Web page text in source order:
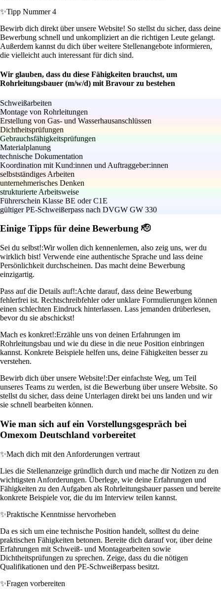
✨Tipp Nummer 4
Bewirb dich direkt über unsere Website! So stellst du sicher, dass deine
Bewerbung schnell und unkompliziert an die richtigen Leute gelangt.
Außerdem kannst du dich über weitere Stellenangebote informieren,
die vielleicht auch interessant für dich sind.
Wir glauben, dass du diese Fähigkeiten brauchst, um
Rohrleitungsbauer (m/w/d) mit Bravour zu bestehen
Schweißarbeiten
Montage von Rohrleitungen
Erstellung von Gas- und Wasserhausanschlüssen
Dichtheitsprüfungen
Gebrauchsfähigkeitsprüfungen
Materialplanung
technische Dokumentation
Koordination mit Kund:innen und Auftraggeber:innen
selbstständiges Arbeiten
unternehmerisches Denken
strukturierte Arbeitsweise
Führerschein Klasse BE oder C1E
gültiger PE-Schweißerpass nach DVGW GW 330
Einige Tipps für deine Bewerbung 🫡
Sei du selbst!:Wir wollen dich kennenlernen, also zeig uns, wer du
wirklich bist! Verwende eine authentische Sprache und lass deine
Persönlichkeit durchscheinen. Das macht deine Bewerbung
einzigartig.
Pass auf die Details auf!:Achte darauf, dass deine Bewerbung
fehlerfrei ist. Rechtschreibfehler oder unklare Formulierungen können
einen schlechten Eindruck hinterlassen. Lass jemanden drüberlesen,
bevor du sie abschickst!
Mach es konkret!:Erzähle uns von deinen Erfahrungen im
Rohrleitungsbau und wie du diese in die neue Position einbringen
kannst. Konkrete Beispiele helfen uns, deine Fähigkeiten besser zu
verstehen.
Bewirb dich über unsere Website!:Der einfachste Weg, um Teil
unseres Teams zu werden, ist die Bewerbung über unsere Website. So
stellst du sicher, dass deine Unterlagen direkt bei uns landen und wir
sie schnell bearbeiten können.
Wie man sich auf ein Vorstellungsgespräch bei
Omexom Deutschland vorbereitet
✨Mach dich mit den Anforderungen vertraut
Lies die Stellenanzeige gründlich durch und mache dir Notizen zu den
wichtigsten Anforderungen. Überlege, wie deine Erfahrungen und
Fähigkeiten zu den Aufgaben als Rohrleitungsbauer passen und bereite
konkrete Beispiele vor, die du im Interview teilen kannst.
✨Praktische Kenntnisse hervorheben
Da es sich um eine technische Position handelt, solltest du deine
praktischen Fähigkeiten betonen. Bereite dich darauf vor, über deine
Erfahrungen mit Schweiß- und Montagearbeiten sowie
Dichtheitsprüfungen zu sprechen. Zeige, dass du die nötigen
Qualifikationen und den PE-Schweißerpass besitzt.
✨Fragen vorbereiten